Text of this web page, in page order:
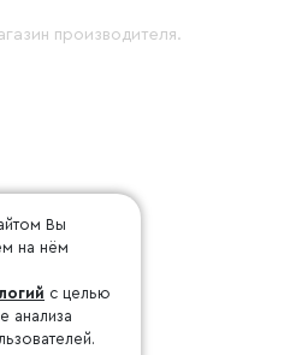
производителя.
Вы
на нём
с целью
анализа